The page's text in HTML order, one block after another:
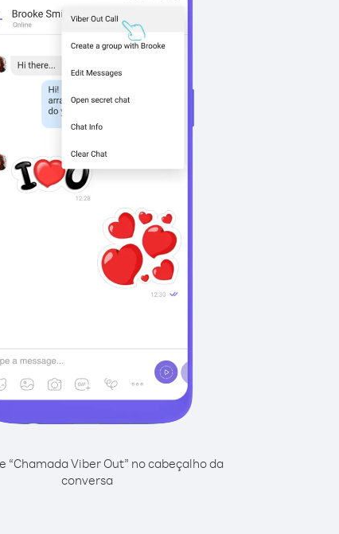
“Chamada Viber Out” no cabeçalho da
conversa